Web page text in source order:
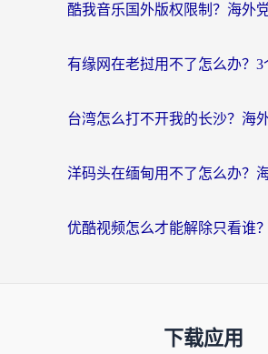
下载应用